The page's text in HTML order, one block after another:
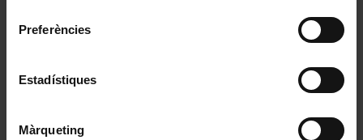
Preferències
Estadístiques
Màrqueting